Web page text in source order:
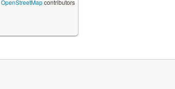
OpenStreetMapcontributors